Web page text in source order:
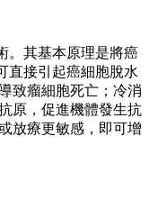
其基本原理是將癌
直接引起癌細胞脫水
致瘤細胞死亡；冷消
原，促進機體發生抗
放療更敏感，即可增